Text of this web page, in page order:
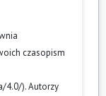
czasopism
4.0/). Autorzy